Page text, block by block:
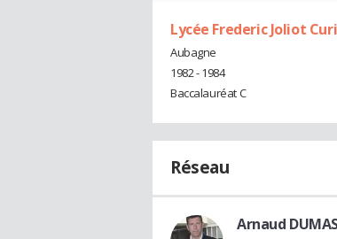
Lycée Frederic Joliot
Aubagne
1982 - 1984
Baccalauréat C
Réseau
Arnaud